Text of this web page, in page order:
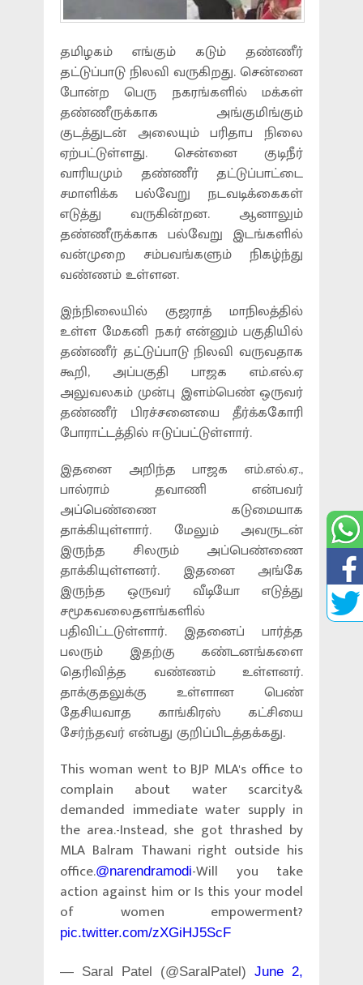
தமிழகம் எங்கும் கடும் தண்ணீர்
தட்டுப்பாடு நிலவி வருகிறது. சென்னை
போன்ற பெரு நகரங்களில் மக்கள்
தண்ணீருக்காக அங்குமிங்கும்
குடத்துடன் அலையும் பரிதாப நிலை
ஏற்பட்டுள்ளது. சென்னை குடிநீர்
வாரியமும் தண்ணீர் தட்டுப்பாட்டை
சமாளிக்க பல்வேறு நடவடிக்கைகள்
எடுத்து வருகின்றன. ஆனாலும்
தண்ணீருக்காக பல்வேறு இடங்களில்
வன்முறை சம்பவங்களும் நிகழ்ந்து
வண்ணம் உள்ளன.
இந்நிலையில் குஜராத் மாநிலத்தில்
உள்ள மேகனி நகர் என்னும் பகுதியில்
தண்ணீர் தட்டுப்பாடு நிலவி வருவதாக
கூறி, அப்பகுதி பாஜக எம்.எல்.ஏ
அலுவலகம் முன்பு இளம்பெண் ஒருவர்
தண்ணீர் பிரச்சனையை தீர்க்ககோரி
போராட்டத்தில் ஈடுப்பட்டுள்ளார்.
இதனை அறிந்த பாஜக எம்.எல்.ஏ.,
பால்ராம் தவாணி என்பவர்
அப்பெண்ணை கடுமையாக
தாக்கியுள்ளார். மேலும் அவருடன்
இருந்த சிலரும் அப்பெண்ணை
தாக்கியுள்ளனர். இதனை அங்கே
இருந்த ஒருவர் வீடியோ எடுத்து
சமூகவலைதளங்களில்
பதிவிட்டடுள்ளார். இதனைப் பார்த்த
பலரும் இதற்கு கண்டனங்களை
தெரிவித்த வண்ணம் உள்ளனர்.
தாக்குதலுக்கு உள்ளான பெண்
தேசியவாத காங்கிரஸ் கட்சியை
சேர்ந்தவர் என்பது குறிப்பிடத்தக்கது.
This woman went to BJP MLA's office to
complain about water scarcity&
demanded immediate water supply in
the area.-Instead, she got thrashed by
MLA Balram Thawani right outside his
office.@narendramodi-Will you take
action against him or Is this your model
of women empowerment?
pic.twitter.com/zXGiHJ5ScF
— Saral Patel (@SaralPatel) June 2,